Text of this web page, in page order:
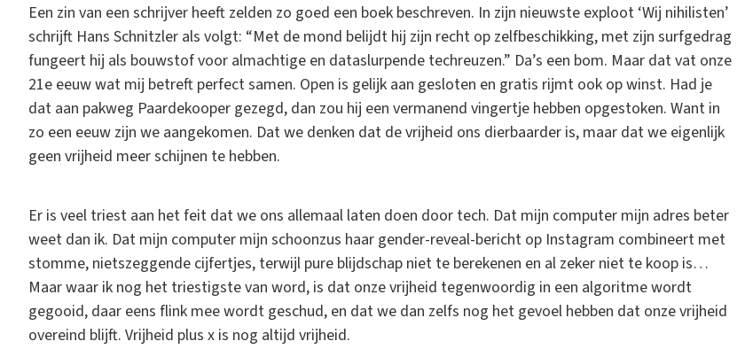
Een zin van een schrijver heeft zelden zo goed een boek beschreven. In zijn nieuwste exploot ‘Wij nihilisten’
schrijft Hans Schnitzler als volgt: “Met de mond belijdt hij zijn recht op zelfbeschikking, met zijn surfgedrag
fungeert hij als bouwstof voor almachtige en dataslurpende techreuzen.” Da’s een bom. Maar dat vat onze
21e eeuw wat mij betreft perfect samen. Open is gelijk aan gesloten en gratis rijmt ook op winst. Had je
dat aan pakweg Paardekooper gezegd, dan zou hij een vermanend vingertje hebben opgestoken. Want in
zo een eeuw zijn we aangekomen. Dat we denken dat de vrijheid ons dierbaarder is, maar dat we eigenlijk
geen vrijheid meer schijnen te hebben.
Er is veel triest aan het feit dat we ons allemaal laten doen door tech. Dat mijn computer mijn adres beter
weet dan ik. Dat mijn computer mijn schoonzus haar gender-reveal-bericht op Instagram combineert met
stomme, nietszeggende cijfertjes, terwijl pure blijdschap niet te berekenen en al zeker niet te koop is…
Maar waar ik nog het triestigste van word, is dat onze vrijheid tegenwoordig in een algoritme wordt
gegooid, daar eens flink mee wordt geschud, en dat we dan zelfs nog het gevoel hebben dat onze vrijheid
overeind blijft. Vrijheid plus x is nog altijd vrijheid.